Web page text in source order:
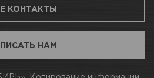
КОНТАКТЫ
НАМ